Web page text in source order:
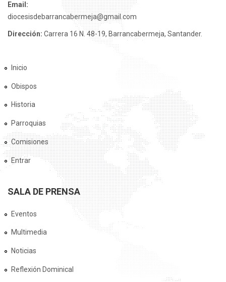
Email:
diocesisdebarrancabermeja@gmail.com
Dirección: Carrera 16 N. 48-19, Barrancabermeja, Santander.
Inicio
Obispos
Historia
Parroquias
Comisiones
Entrar
SALA DE PRENSA
Eventos
Multimedia
Noticias
Reflexión Dominical